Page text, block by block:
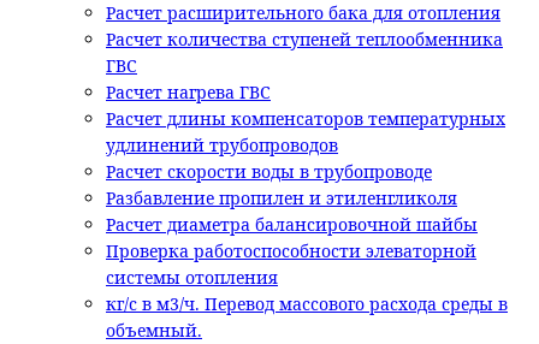
Расчет расширительного бака для отопления
Расчет количества ступеней теплообменника
ГВС
Расчет нагрева ГВС
Расчет длины компенсаторов температурных
удлинений трубопроводов
Расчет скорости воды в трубопроводе
Разбавление пропилен и этиленгликоля
Расчет диаметра балансировочной шайбы
Проверка работоспособности элеваторной
системы отопления
кг/с в м3/ч. Перевод массового расхода среды в
объемный.